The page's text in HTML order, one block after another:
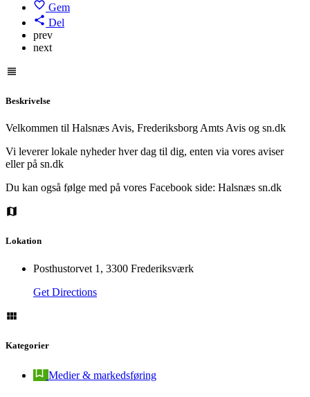
Gem
Del
prev
next
Beskrivelse
Velkommen til Halsnæs Avis, Frederiksborg Amts Avis og sn.dk
Vi leverer lokale nyheder hver dag til dig, enten via vores aviser
eller på sn.dk
Du kan også følge med på vores Facebook side: Halsnæs sn.dk
Lokation
Posthustorvet 1, 3300 Frederiksværk
Get Directions
Kategorier
Medier & markedsføring